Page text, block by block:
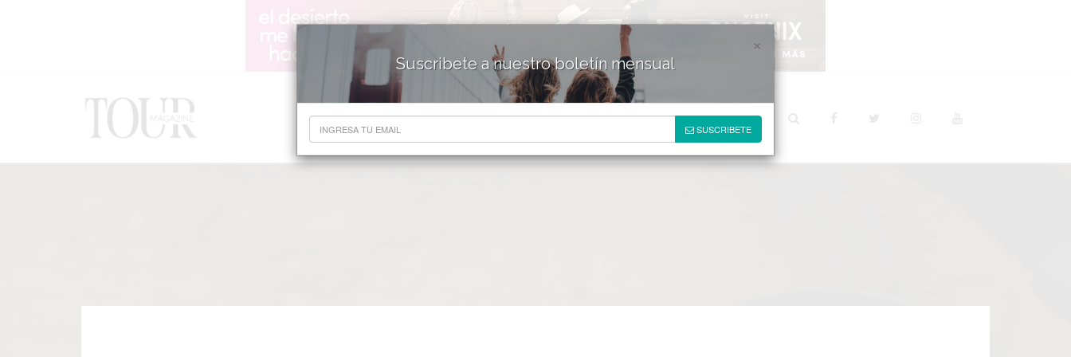
HOTELES & RESORTS DESTINOS
×
Suscribete a nuestro boletín mensual
SUSCRIBETE